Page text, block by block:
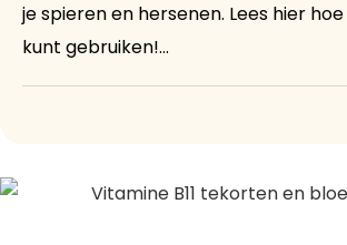
je spieren en hersenen. Lees hier
kunt gebruiken!...